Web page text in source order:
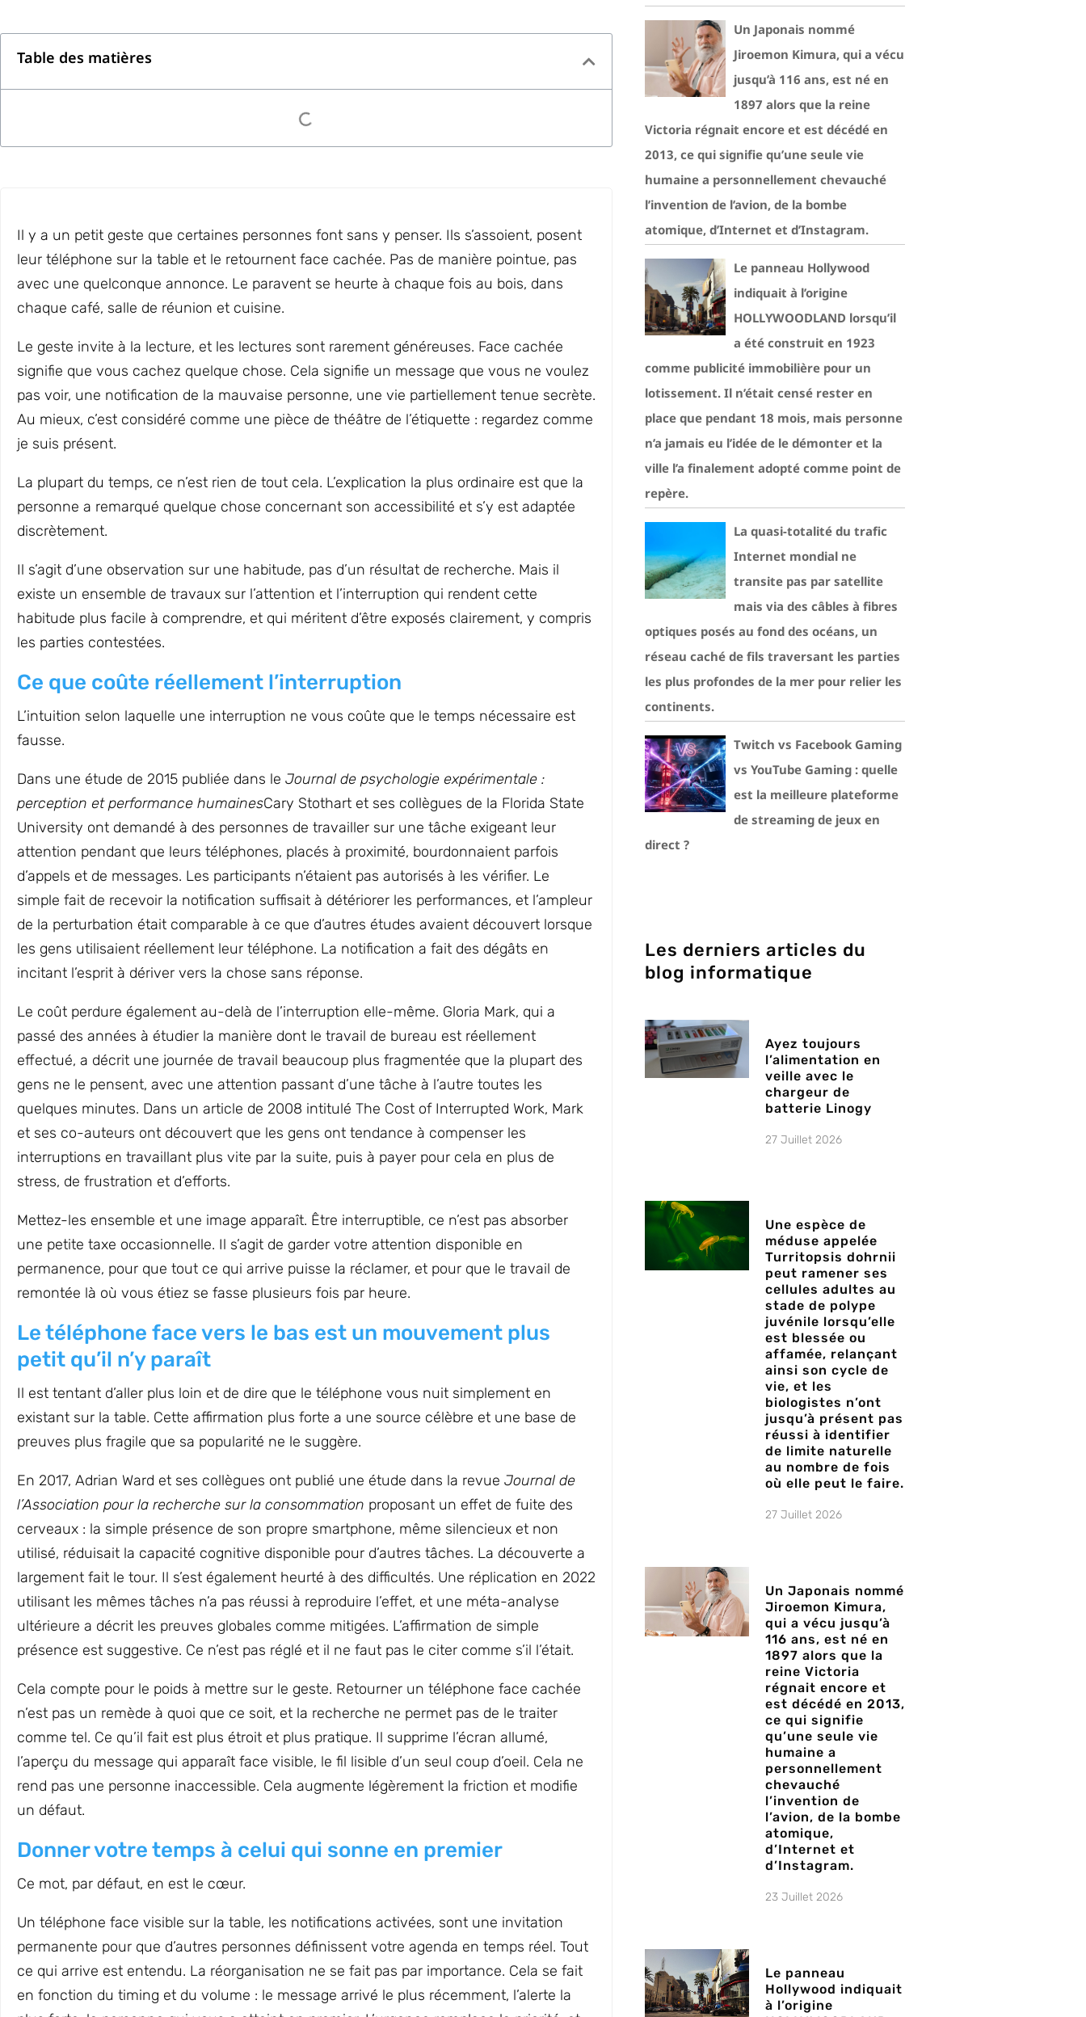
Table des matières
Il y a un petit geste que certaines personnes font sans y penser. Ils s’assoient, posent
leur téléphone sur la table et le retournent face cachée. Pas de manière pointue, pas
avec une quelconque annonce. Le paravent se heurte à chaque fois au bois, dans
chaque café, salle de réunion et cuisine.
Le geste invite à la lecture, et les lectures sont rarement généreuses. Face cachée
signifie que vous cachez quelque chose. Cela signifie un message que vous ne voulez
pas voir, une notification de la mauvaise personne, une vie partiellement tenue secrète.
Au mieux, c’est considéré comme une pièce de théâtre de l’étiquette : regardez comme
je suis présent.
La plupart du temps, ce n’est rien de tout cela. L’explication la plus ordinaire est que la
personne a remarqué quelque chose concernant son accessibilité et s’y est adaptée
discrètement.
Il s’agit d’une observation sur une habitude, pas d’un résultat de recherche. Mais il
existe un ensemble de travaux sur l’attention et l’interruption qui rendent cette
habitude plus facile à comprendre, et qui méritent d’être exposés clairement, y compris
les parties contestées.
Ce que coûte réellement l’interruption
L’intuition selon laquelle une interruption ne vous coûte que le temps nécessaire est
fausse.
Dans une étude de 2015 publiée dans le Journal de psychologie expérimentale :
perception et performance humainesCary Stothart et ses collègues de la Florida State
University ont demandé à des personnes de travailler sur une tâche exigeant leur
attention pendant que leurs téléphones, placés à proximité, bourdonnaient parfois
d’appels et de messages. Les participants n’étaient pas autorisés à les vérifier. Le
simple fait de recevoir la notification suffisait à détériorer les performances, et l’ampleur
de la perturbation était comparable à ce que d’autres études avaient découvert lorsque
les gens utilisaient réellement leur téléphone. La notification a fait des dégâts en
incitant l’esprit à dériver vers la chose sans réponse.
Le coût perdure également au-delà de l’interruption elle-même. Gloria Mark, qui a
passé des années à étudier la manière dont le travail de bureau est réellement
effectué, a décrit une journée de travail beaucoup plus fragmentée que la plupart des
gens ne le pensent, avec une attention passant d’une tâche à l’autre toutes les
quelques minutes. Dans un article de 2008 intitulé The Cost of Interrupted Work, Mark
et ses co-auteurs ont découvert que les gens ont tendance à compenser les
interruptions en travaillant plus vite par la suite, puis à payer pour cela en plus de
stress, de frustration et d’efforts.
Mettez-les ensemble et une image apparaît. Être interruptible, ce n’est pas absorber
une petite taxe occasionnelle. Il s’agit de garder votre attention disponible en
permanence, pour que tout ce qui arrive puisse la réclamer, et pour que le travail de
remontée là où vous étiez se fasse plusieurs fois par heure.
Le téléphone face vers le bas est un mouvement plus
petit qu’il n’y paraît
Il est tentant d’aller plus loin et de dire que le téléphone vous nuit simplement en
existant sur la table. Cette affirmation plus forte a une source célèbre et une base de
preuves plus fragile que sa popularité ne le suggère.
En 2017, Adrian Ward et ses collègues ont publié une étude dans la revue Journal de
l’Association pour la recherche sur la consommation proposant un effet de fuite des
cerveaux : la simple présence de son propre smartphone, même silencieux et non
utilisé, réduisait la capacité cognitive disponible pour d’autres tâches. La découverte a
largement fait le tour. Il s’est également heurté à des difficultés. Une réplication en 2022
utilisant les mêmes tâches n’a pas réussi à reproduire l’effet, et une méta-analyse
ultérieure a décrit les preuves globales comme mitigées. L’affirmation de simple
présence est suggestive. Ce n’est pas réglé et il ne faut pas le citer comme s’il l’était.
Cela compte pour le poids à mettre sur le geste. Retourner un téléphone face cachée
n’est pas un remède à quoi que ce soit, et la recherche ne permet pas de le traiter
comme tel. Ce qu’il fait est plus étroit et plus pratique. Il supprime l’écran allumé,
l’aperçu du message qui apparaît face visible, le fil lisible d’un seul coup d’oeil. Cela ne
rend pas une personne inaccessible. Cela augmente légèrement la friction et modifie
un défaut.
Donner votre temps à celui qui sonne en premier
Ce mot, par défaut, en est le cœur.
Un téléphone face visible sur la table, les notifications activées, sont une invitation
permanente pour que d’autres personnes définissent votre agenda en temps réel. Tout
ce qui arrive est entendu. La réorganisation ne se fait pas par importance. Cela se fait
en fonction du timing et du volume : le message arrivé le plus récemment, l’alerte la
Un Japonais nommé
Jiroemon Kimura, qui a vécu
jusqu’à 116 ans, est né en
1897 alors que la reine
Victoria régnait encore et est décédé en
2013, ce qui signifie qu’une seule vie
humaine a personnellement chevauché
l’invention de l’avion, de la bombe
atomique, d’Internet et d’Instagram.
Le panneau Hollywood
indiquait à l’origine
HOLLYWOODLAND lorsqu’il
a été construit en 1923
comme publicité immobilière pour un
lotissement. Il n’était censé rester en
place que pendant 18 mois, mais personne
n’a jamais eu l’idée de le démonter et la
ville l’a finalement adopté comme point de
repère.
La quasi-totalité du trafic
Internet mondial ne
transite pas par satellite
mais via des câbles à fibres
optiques posés au fond des océans, un
réseau caché de fils traversant les parties
les plus profondes de la mer pour relier les
continents.
Twitch vs Facebook Gaming
vs YouTube Gaming : quelle
est la meilleure plateforme
de streaming de jeux en
direct ?
Les derniers articles du
blog informatique
Ayez toujours
l’alimentation en
veille avec le
chargeur de
batterie Linogy
27 Juillet 2026
Une espèce de
méduse appelée
Turritopsis dohrnii
peut ramener ses
cellules adultes au
stade de polype
juvénile lorsqu’elle
est blessée ou
affamée, relançant
ainsi son cycle de
vie, et les
biologistes n’ont
jusqu’à présent pas
réussi à identifier
de limite naturelle
au nombre de fois
où elle peut le faire.
27 Juillet 2026
Un Japonais nommé
Jiroemon Kimura,
qui a vécu jusqu’à
116 ans, est né en
1897 alors que la
reine Victoria
régnait encore et
est décédé en 2013,
ce qui signifie
qu’une seule vie
humaine a
personnellement
chevauché
l’invention de
l’avion, de la bombe
atomique,
d’Internet et
d’Instagram.
23 Juillet 2026
Le panneau
Hollywood indiquait
à l’origine